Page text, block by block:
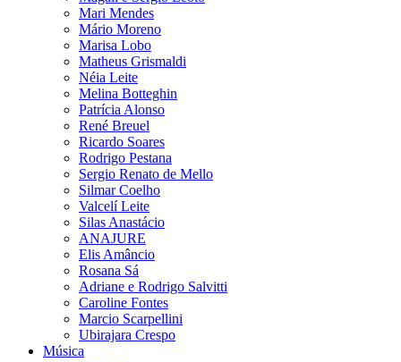
Mari Mendes
Mário Moreno
Marisa Lobo
Matheus Grismaldi
Néia Leite
Melina Botteghin
Patrícia Alonso
René Breuel
Ricardo Soares
Rodrigo Pestana
Sergio Renato de Mello
Silmar Coelho
Valcelí Leite
Silas Anastácio
ANAJURE
Elis Amâncio
Rosana Sá
Adriane e Rodrigo Salvitti
Caroline Fontes
Marcio Scarpellini
Ubirajara Crespo
Música